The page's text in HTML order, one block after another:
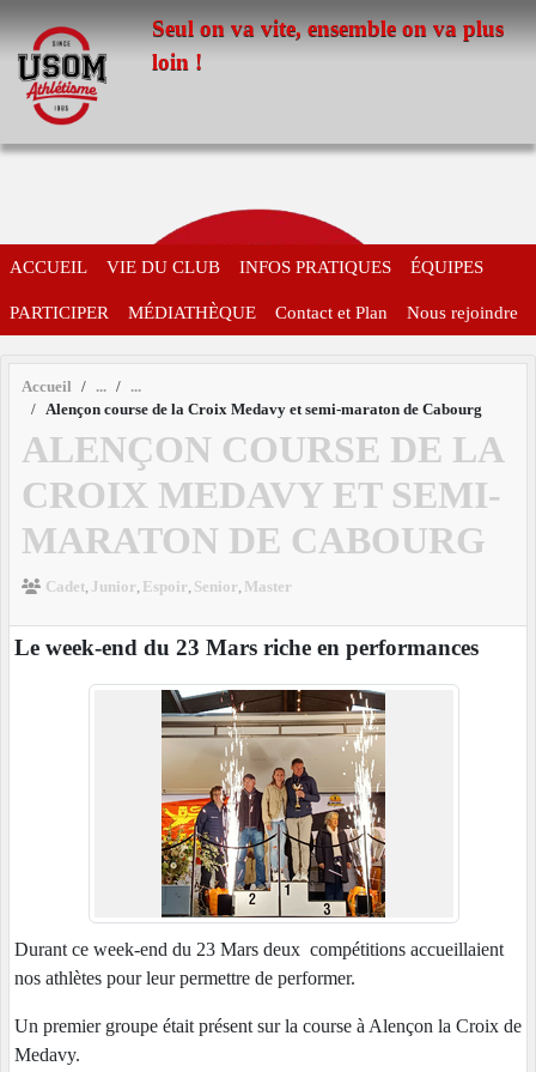
Seul on va vite, ensemble on va plus
loin !
ACCUEIL VIE DU CLUB INFOS PRATIQUES ÉQUIPES
PARTICIPER MÉDIATHÈQUE Contact et Plan Nous rejoindre
Accueil
Alençon course de la Croix Medavy et semi-maraton de Cabourg
ALENÇON COURSE DE LA
CROIX MEDAVY ET SEMI-
MARATON DE CABOURG
Cadet Junior Espoir Senior Master
Le week-end du 23 Mars riche en performances
Durant ce week-end du 23 Mars deux compétitions accueillaient
nos athlètes pour leur permettre de performer.
Un premier groupe était présent sur la course à Alençon la Croix de
Medavy.